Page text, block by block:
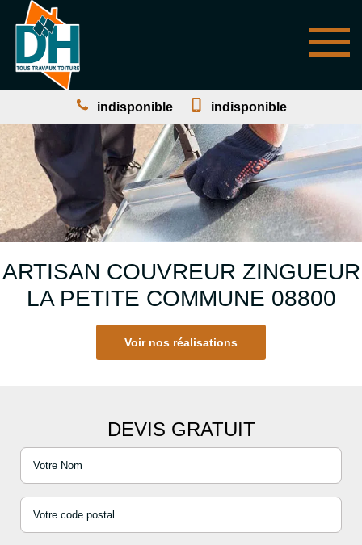
indisponible indisponible
ARTISAN COUVREUR ZINGUEUR
LA PETITE COMMUNE 08800
Voir nos réalisations
DEVIS GRATUIT